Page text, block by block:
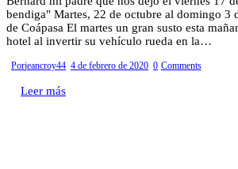
bendiga" Martes, 22 de octubre al domingo 3
de Coápasa El martes un gran susto esta
hotel al invertir su vehículo rueda en la…
Porjeancroy44 4 de febrero de 2020 0 Comments
Leer más